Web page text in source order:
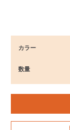
カラー
数量